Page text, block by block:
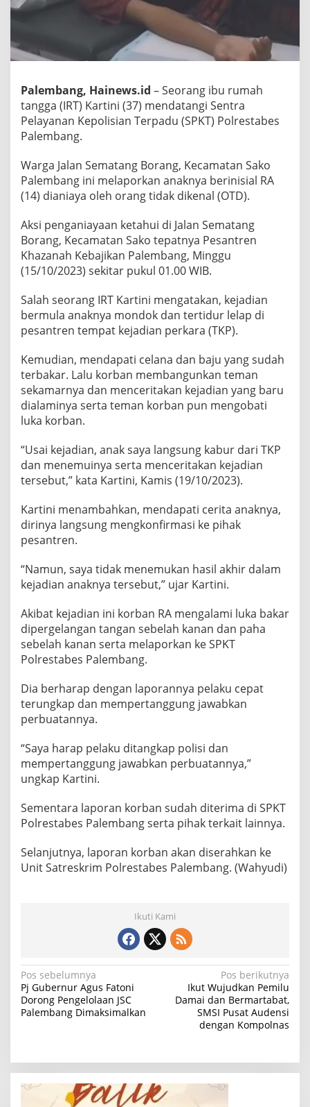
Palembang, Hainews.id – Seorang ibu rumah
tangga (IRT) Kartini (37) mendatangi Sentra
Pelayanan Kepolisian Terpadu (SPKT) Polrestabes
Palembang.
Warga Jalan Sematang Borang, Kecamatan Sako
Palembang ini melaporkan anaknya berinisial RA
(14) dianiaya oleh orang tidak dikenal (OTD).
Aksi penganiayaan ketahui di Jalan Sematang
Borang, Kecamatan Sako tepatnya Pesantren
Khazanah Kebajikan Palembang, Minggu
(15/10/2023) sekitar pukul 01.00 WIB.
Salah seorang IRT Kartini mengatakan, kejadian
bermula anaknya mondok dan tertidur lelap di
pesantren tempat kejadian perkara (TKP).
Kemudian, mendapati celana dan baju yang sudah
terbakar. Lalu korban membangunkan teman
sekamarnya dan menceritakan kejadian yang baru
dialaminya serta teman korban pun mengobati
luka korban.
“Usai kejadian, anak saya langsung kabur dari TKP
dan menemuinya serta menceritakan kejadian
tersebut,” kata Kartini, Kamis (19/10/2023).
Kartini menambahkan, mendapati cerita anaknya,
dirinya langsung mengkonfirmasi ke pihak
pesantren.
“Namun, saya tidak menemukan hasil akhir dalam
kejadian anaknya tersebut,” ujar Kartini.
Akibat kejadian ini korban RA mengalami luka bakar
dipergelangan tangan sebelah kanan dan paha
sebelah kanan serta melaporkan ke SPKT
Polrestabes Palembang.
Dia berharap dengan laporannya pelaku cepat
terungkap dan mempertanggung jawabkan
perbuatannya.
“Saya harap pelaku ditangkap polisi dan
mempertanggung jawabkan perbuatannya,”
ungkap Kartini.
Sementara laporan korban sudah diterima di SPKT
Polrestabes Palembang serta pihak terkait lainnya.
Selanjutnya, laporan korban akan diserahkan ke
Unit Satreskrim Polrestabes Palembang. (Wahyudi)
Ikuti Kami
N
a
v
a
s
Pos sebelumnya
Pj Gubernur Agus Fatoni
Dorong Pengelolaan JSC
Palembang Dimaksimalkan
Pos berikutnya
Ikut Wujudkan Pemilu
Damai dan Bermartabat,
SMSI Pusat Audensi
dengan Kompolnas